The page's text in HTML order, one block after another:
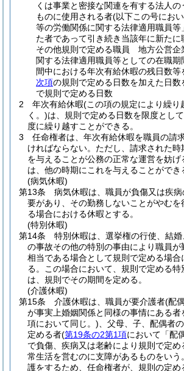
くは事業と密接な関連を有する法人
ものに使用される者(以下この号にお
等の労働関係に関する法律適用職員等
た者であって引き続き当該年に新た
その他規則で定める職員 地方公営企
関する法律適用職員等としての在職期
間中における年次有給休暇の残日数等
次項の規則で定める日数を加えた日数
で規則で定める日数
2
年次有給休暇(この項の規定により繰り
く。)は、規則で定める日数を限度とし
度に繰り越すことができる。
3
任命権者は、年次有給休暇を職員の請
ければならない。 ただし、請求された時
を与えることが公務の正常な運営を妨げ
は、他の時期にこれを与えることができ
(病気休暇)
第13条
病気休暇は、職員が負傷又は疾
要があり、その勤務しないことがやむを
る場合における休暇とする。
(特別休暇)
第14条
特別休暇は、選挙権の行使、結
の事故その他の特別の事由により職員が
相当である場合として規則で定める場合
る。
この場合において、規則で定める特
は、規則でその期間を定める。
(介護休暇)
第15条
介護休暇は、職員が要介護者(配
が事実上婚姻関係と同様の事情にある者
項において同じ。) 、父母、子、配偶者
定める者(第19条の2第1項において「配
で負傷、疾病又は老齢により規則で定め
常生活を営むのに支障があるものをいう
護をするため、任命権者が、規則の定め